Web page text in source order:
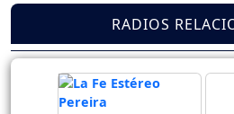
RADIOS